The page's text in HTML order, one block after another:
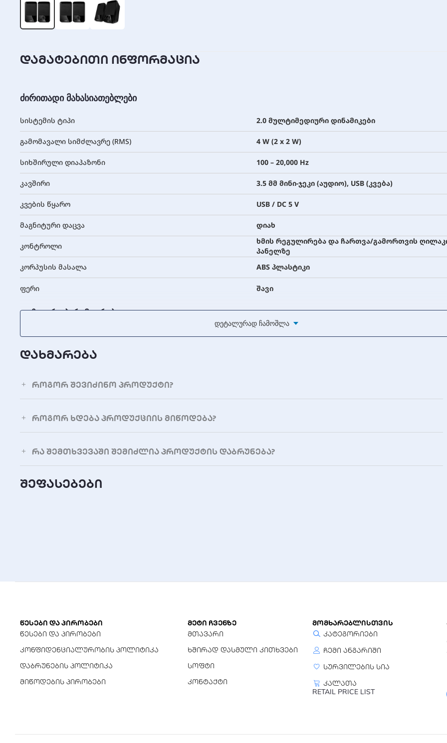
დამატებითი ინფორმაცია
ძირითადი მახასიათებლები
სისტემის ტიპი 2.0 მულტიმედიური დინამიკები
გამომავალი სიმძლავრე (RMS) 4 W (2 x 2 W)
სიხშირული დიაპაზონი 100 – 20,000 Hz
კავშირი 3.5 მმ მინი-ჯეკი (აუდიო), USB (კვება)
კვების წყარო USB / DC 5 V
მაგნიტური დაცვა დიახ
კონტროლი
ხმის რეგულირება და ჩართვა/გამორთვის
პანელზე
კორპუსის მასალა
ABS პლასტიკი
ფერი შავი
ფიზიკური პარამეტრები
ზომები (სიგანე × სიმაღლე × სიღრმე) 85 × 143 × 68 მმ
წონა
Დეტალურად Ჩამოშლა
დახმარება
როგორ შევიძინო პროდუქტი?
როგორ ხდება პროდუქციის მიწოდება?
რა შემთხვევაში შემიძლია პროდუქტის დაბრუნება?
შეფასებები
წესები და პირობები
წესები და პირობები
კონფიდენციალურობის პოლიტიკა
დაბრუნების პოლიტიკა
მიწოდების პირობები
მეტი ჩვენზე
მთავარი
ხშირად დასმული კითხვები
სოფტი
კონტაქტი
მომხარებლისთვის
კატეგორიები
ჩემი ანგარიში
სურვილების სია
კალათა
RETAIL PRICE LIST